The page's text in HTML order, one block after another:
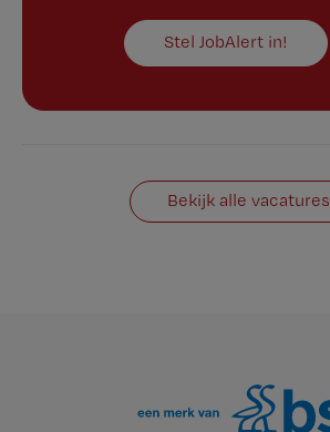
Stel JobAlert in!
Bekijk alle vacatures